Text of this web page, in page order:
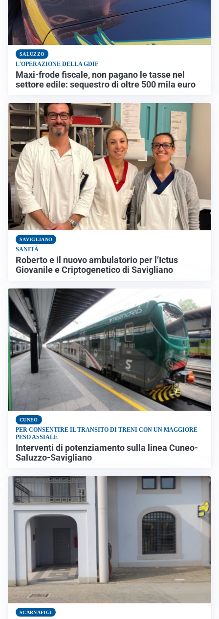
SALUZZO
L'OPERAZIONE DELLA GDIF
Maxi-frode fiscale, non pagano le tasse nel
settore edile: sequestro di oltre 500 mila euro
SAVIGLIANO
SANITÀ
Roberto e il nuovo ambulatorio per l’Ictus
Giovanile e Criptogenetico di Savigliano
CUNEO
PER CONSENTIRE IL TRANSITO DI TRENI CON UN MAGGIORE
PESO ASSIALE
Interventi di potenziamento sulla linea Cuneo-
Saluzzo-Savigliano
SCARNAFIGI